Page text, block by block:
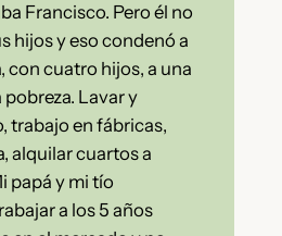
Francisco. Pero él no
hijos y eso condenó a
con cuatro hijos, a una
Lavar y
trabajo en fábricas,
alquilar cuartos a
papá y mi tío
a los 5 años